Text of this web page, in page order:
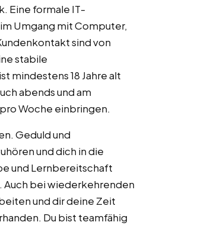
Eine formale IT-
Umgang mit Computer,
sind von
stabile
mindestens 18 Jahre alt
abends und am
Woche einbringen.
Geduld und
und dich in die
und Lernbereitschaft
Auch bei wiederkehrenden
und dir deine Zeit
Du bist teamfähig